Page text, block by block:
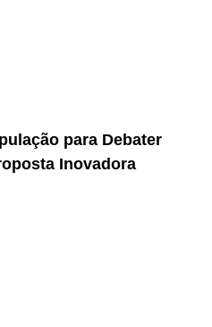
para Debater
Inovadora